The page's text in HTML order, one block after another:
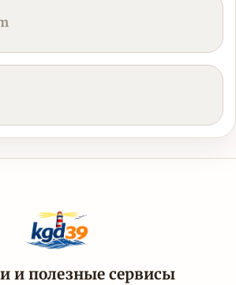
и полезные сервисы